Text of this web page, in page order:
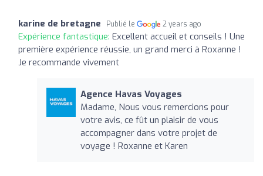
karine de bretagne Publié le 2 years ago
Expérience fantastique: Excellent accueil et conseils ! Une
première expérience réussie, un grand merci à Roxanne !
Je recommande vivement
Agence Havas Voyages
Madame, Nous vous remercions pour
votre avis, ce fût un plaisir de vous
accompagner dans votre projet de
voyage ! Roxanne et Karen